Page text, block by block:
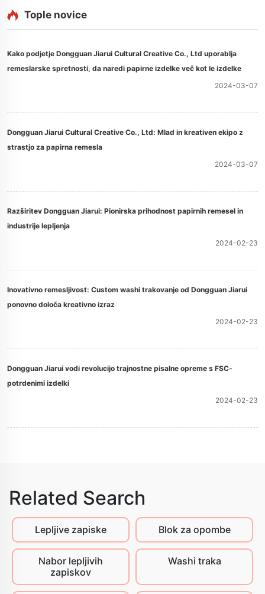
Tople novice
Kako podjetje Dongguan Jiarui Cultural Creative Co., Ltd uporablja
remeslarske spretnosti, da naredi papirne izdelke več kot le izdelke
2024-03-07
Dongguan Jiarui Cultural Creative Co., Ltd: Mlad in kreativen ekipo z
strastjo za papirna remesla
2024-03-07
Razširitev Dongguan Jiarui: Pionirska prihodnost papirnih remesel in
industrije lepljenja
2024-02-23
Inovativno remesljivost: Custom washi trakovanje od Dongguan Jiarui
ponovno določa kreativno izraz
2024-02-23
Dongguan Jiarui vodi revolucijo trajnostne pisalne opreme s FSC-
potrdenimi izdelki
2024-02-23
Related Search
Lepljive zapiske Blok za opombe
Nabor lepljivih
zapiskov
Washi traka